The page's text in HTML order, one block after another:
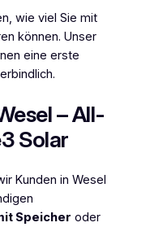
wie viel Sie mit
können. Unser
eine erste
– All-
Solar
Kunden in Wesel
Speicher oder